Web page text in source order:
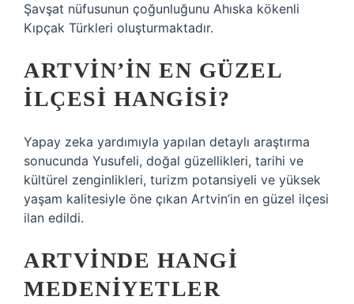
Şavşat nüfusunun çoğunluğunu Ahıska kökenli
Kıpçak Türkleri oluşturmaktadır.
ARTVIN’IN EN GÜZEL
ILÇESI HANGISI?
Yapay zeka yardımıyla yapılan detaylı araştırma
sonucunda Yusufeli, doğal güzellikleri, tarihi ve
kültürel zenginlikleri, turizm potansiyeli ve yüksek
yaşam kalitesiyle öne çıkan Artvin’in en güzel ilçesi
ilan edildi.
ARTVINDE HANGI
MEDENIYETLER